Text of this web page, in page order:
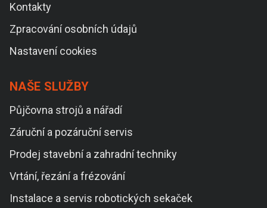
Kontakty
Zpracování osobních údajů
Nastavení cookies
NAŠE SLUŽBY
Půjčovna strojů a nářadí
Záruční a pozáruční servis
Prodej stavební a zahradní techniky
Vrtání, řezání a frézování
Instalace a servis robotických sekaček